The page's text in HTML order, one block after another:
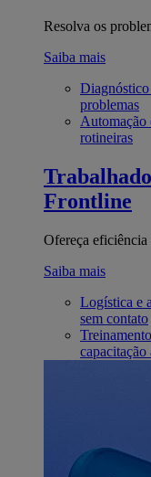
Resolva os
Saiba mais
problemas
Automação
rotineiras
Frontline
Ofereça eficiência
Saiba mais
Logística e
sem contato
capacitação